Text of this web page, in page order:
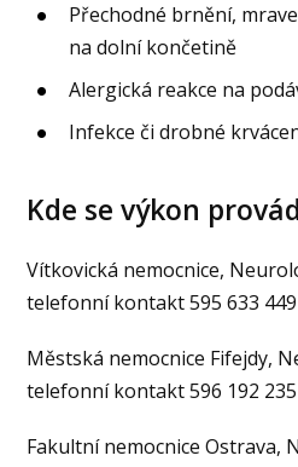
Přechodné brnění,
na dolní končetině
Alergická reakce na
Infekce či drobné
Kde se výkon
Vítkovická nemocnice,
telefonní kontakt 595 633 449
Městská nemocnice Fifejdy,
telefonní kontakt 596 192
Fakultní nemocnice Ostrava,